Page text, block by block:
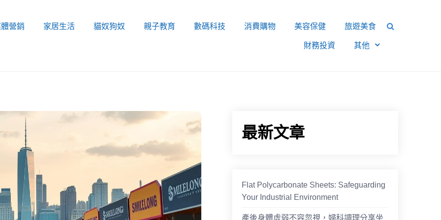
營銷 家居生活 貓奴狗奴 親子教育 數碼科技 消費購物 美容保健 旅遊美食
財務投資 其他
最新文章
Flat Polycarbonate Sheets: Safeguarding
Your Industrial Environment
產後身體虛弱不容忽視，婦科調理分享坐